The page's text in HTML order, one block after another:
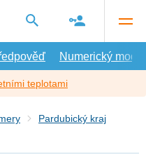
Numerický model
teplotami
Pardubický kraj